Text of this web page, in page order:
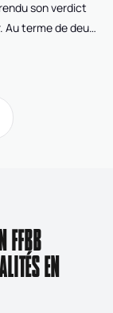
son verdict
Au terme de deux
Lille
FFBB
EN